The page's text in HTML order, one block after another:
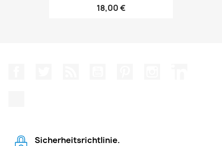
18,00 €
Sicherheitsrichtlinie.